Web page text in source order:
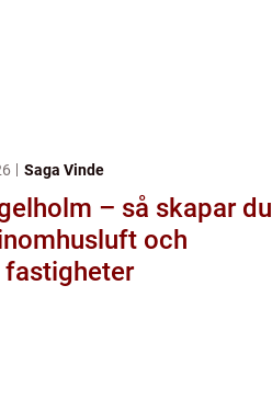
Saga Vinde
– så skapar du
och